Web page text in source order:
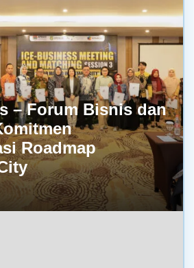
– Forum Bisnis dan
Roadmap